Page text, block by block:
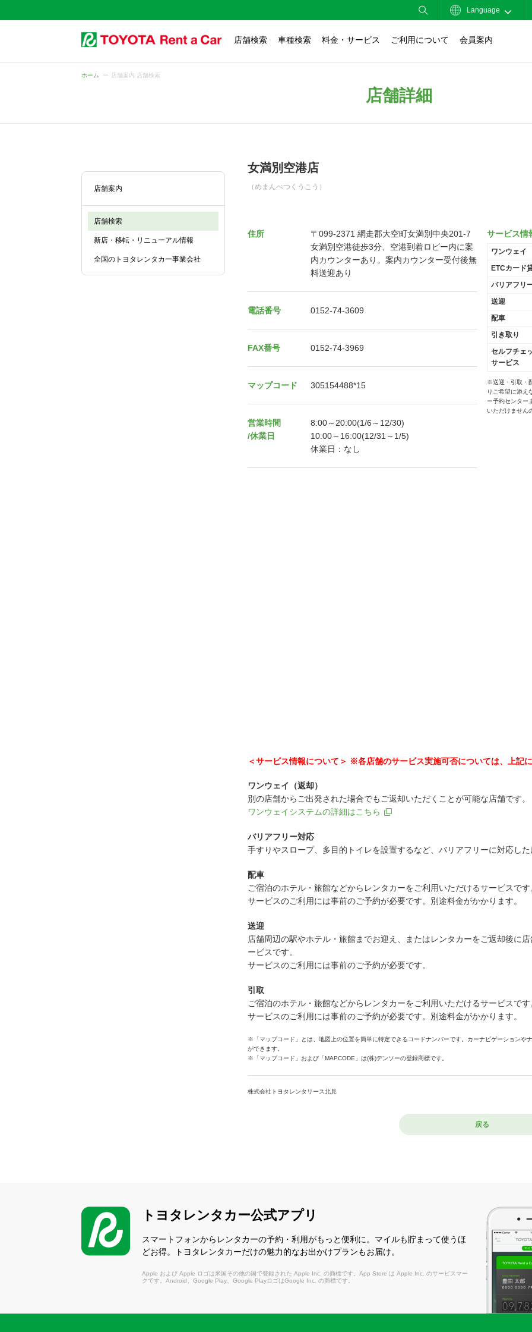
Language
店舗検索 車種検索 料金・サービス ご利用について 会員案内
ホーム 店舗案内 店舗検索
店舗詳細
店舗案内
店舗検索
新店・移転・リニューアル情報
全国のトヨタレンタカー事業会社
女満別空港店
（めまんべつくうこう）
住所
〒099-2371 網走郡大空町女満別中央201-7
女満別空港徒歩3分、空港到着ロビー内に案
内カウンターあり。案内カウンター受付後無
料送迎あり
電話番号 0152-74-3609
FAX番号 0152-74-3969
マップコード 305154488*15
営業時間
/休業日
8:00～20:00(1/6～12/30)
10:00～16:00(12/31～1/5)
休業日：なし
サービス情
ワンウェイ
ETCカード
バリアフリ
送迎
配車
引き取り
セルフチェ
サービス
※送迎・引取・
りご希望に添え
ー予約センター
いただけません
＜サービス情報について＞ ※各店舗のサービス実施可否については、上記
ワンウェイ（返却）
別の店舗からご出発された場合でもご返却いただくことが可能な店舗です。
ワンウェイシステムの詳細はこちら
バリアフリー対応
手すりやスロープ、多目的トイレを設置するなど、バリアフリーに対応した
配車
ご宿泊のホテル・旅館などからレンタカーをご利用いただけるサービスです
サービスのご利用には事前のご予約が必要です。別途料金がかかります。
送迎
店舗周辺の駅やホテル・旅館までお迎え、またはレンタカーをご返却後に
ービスです。
サービスのご利用には事前のご予約が必要です。
引取
ご宿泊のホテル・旅館などからレンタカーをご利用いただけるサービスです
サービスのご利用には事前のご予約が必要です。別途料金がかかります。
※「マップコード」とは、地図上の位置を簡単に特定できるコードナンバーです。カーナビゲーションや
ができます。
※「マップコード」および「MAPCODE」は(株)デンソーの登録商標です。
株式会社トヨタレンタリース北見
戻る
トヨタレンタカー公式アプリ
スマートフォンからレンタカーの予約・利用がもっと便利に。マイルも貯まって使うほ
どお得。トヨタレンタカーだけの魅力的なお出かけプランもお届け。
Apple および Apple ロゴは米国その他の国で登録された Apple Inc. の商標です。App Store は Apple Inc. のサービスマー
クです。Android、Google Play、Google PlayロゴはGoogle Inc. の商標です。